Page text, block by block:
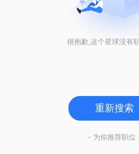
很抱歉,这个星球没有
重新搜索
- 为你推荐职位